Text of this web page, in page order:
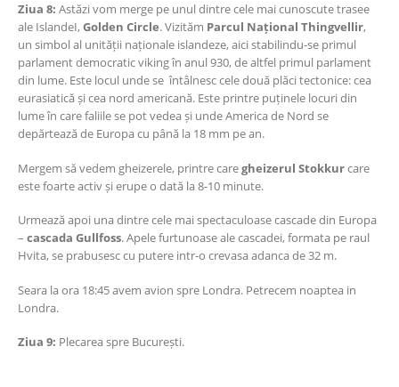
Ziua 8: Astăzi vom merge pe unul dintre cele mai cunoscute trasee
ale IslandeI,Golden Circle. Vizităm Parcul Național Thingvellir,
un simbol al unității naționale islandeze, aici stabilindu-se primul
parlament democratic viking în anul 930, de altfel primul parlament
din lume. Este locul unde se întâlnesc cele două plăci tectonice: cea
eurasiatică și cea nord americană. Este printre puținele locuri din
lume în care faliile se pot vedea și unde America de Nord se
depărtează de Europa cu până la 18 mm pe an.
Mergem să vedem gheizerele, printre caregheizerul Stokkurcare
este foarte activ și erupe o dată la 8-10 minute.
Urmează apoi una dintre cele mai spectaculoase cascade din Europa
– cascada Gullfoss. Apele furtunoase ale cascadei, formata pe raul
Hvita, se prabusesc cu putere intr-o crevasa adanca de 32 m.
Seara la ora 18:45 avem avion spre Londra. Petrecem noaptea in
Londra.
Ziua 9: Plecarea spre București.